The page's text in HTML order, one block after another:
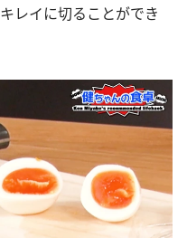
キレイに切ることができ